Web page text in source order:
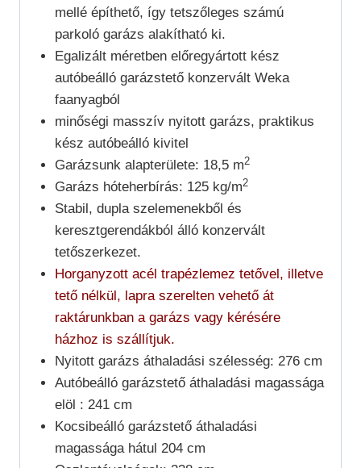
mellé építhető, így tetszőleges számú
parkoló garázs alakítható ki.
Egalizált méretben előregyártott kész
autóbeálló garázstető konzervált Weka
faanyagból
minőségi masszív nyitott garázs, praktikus
kész autóbeálló kivitel
Garázsunk alapterülete: 18,5 m2
Garázs hóteherbírás: 125 kg/m2
Stabil, dupla szelemenekből és
keresztgerendákból álló konzervált
tetőszerkezet.
Horganyzott acél trapézlemez tetővel, illetve
tető nélkül, lapra szerelten vehető át
raktárunkban a garázs vagy kérésére
házhoz is szállítjuk.
Nyitott garázs áthaladási szélesség: 276 cm
Autóbeálló garázstető áthaladási magassága
elöl : 241 cm
Kocsibeálló garázstető áthaladási
magassága hátul 204 cm